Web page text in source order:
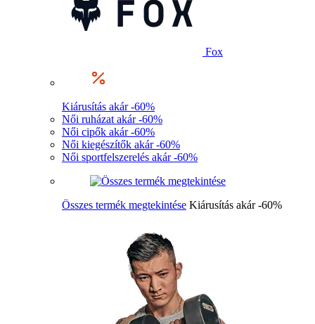
Fox
Kiárusítás akár -60%
Női ruházat akár -60%
Női cipők akár -60%
Női kiegészítők akár -60%
Női sportfelszerelés akár -60%
Összes termék megtekintése Kiárusítás akár -60%